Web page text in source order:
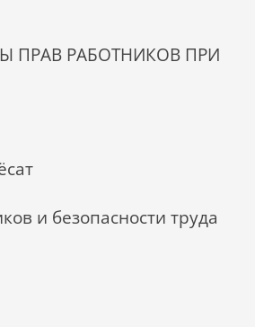
ПРАВ РАБОТНИКОВ ПРИ
и безопасности труда